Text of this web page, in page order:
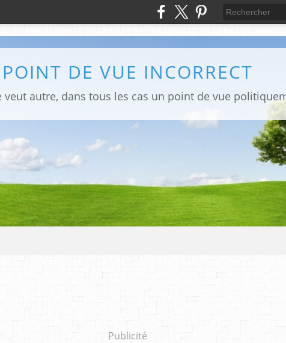
POINT DE VUE INCORRECT
Publicité